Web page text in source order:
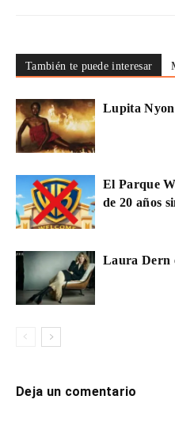
También te puede interesar
Lupita
El Parque
de 20 años
Laura Dern
Deja un comentario